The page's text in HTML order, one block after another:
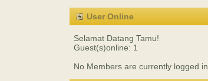
User Online
Selamat Datang Tamu!
Guest(s)online: 1
No Members are currently logged in.